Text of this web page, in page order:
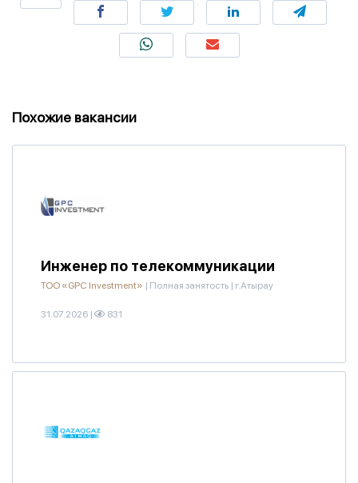
Похожие вакансии
Инженер по телекоммуникации
ТОО «GPC Investment» | Полная занятость | г.Атырау
31.07.2026 | 831